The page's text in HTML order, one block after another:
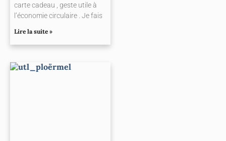
carte cadeau , geste utile à
l’économie circulaire . Je fais
Lire la suite »